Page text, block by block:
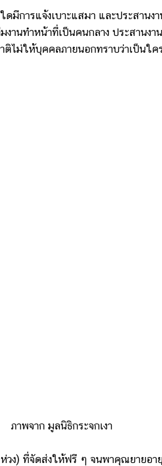
รแจ้งเบาะแสมา และประสานงา
านทำหน้าที่เป็นคนกลาง ประสานงา
ไม่ให้บุคคลภายนอกทราบว่าเป็นใค
ภาพจาก มูลนิธิกระจกเงา
ที่จัดส่งให้ฟรี ๆ จนพาคุณยายอายุ